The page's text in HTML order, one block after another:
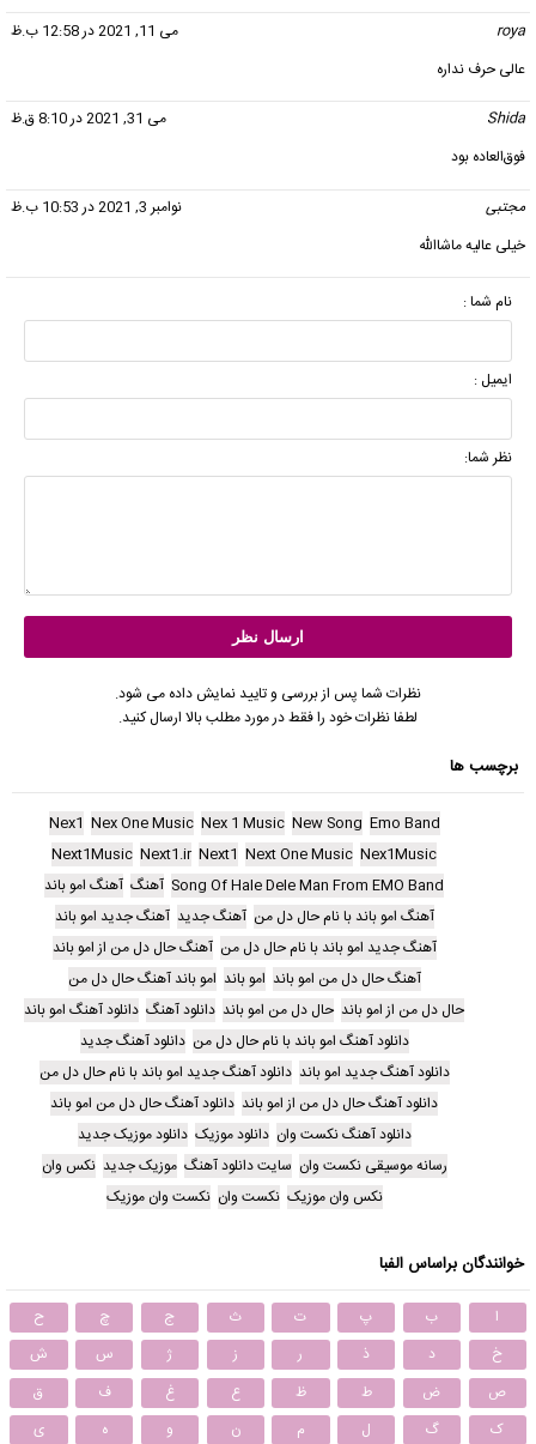
roya
می 11, 2021 در 12:58 ب.ظ
عالی حرف نداره
Shida
می 31, 2021 در 8:10 ق.ظ
فوق‌العاده بود
مجتبی
نوامبر 3, 2021 در 10:53 ب.ظ
خیلی عالیه ماشاالله
نام شما :
ایمیل :
نظر شما:
نظرات شما پس از بررسی و تایید نمایش داده می شود.
لطفا نظرات خود را فقط در مورد مطلب بالا ارسال کنید.
برچسب ها
Emo Band
New Song
Nex 1 Music
Nex One Music
Nex1
Nex1Music
Next One Music
Next1
Next1.ir
Next1Music
Song Of Hale Dele Man From EMO Band آهنگ آهنگ امو باند
آهنگ امو باند با نام حال دل من آهنگ جدید آهنگ جدید امو باند
آهنگ جدید امو باند با نام حال دل من آهنگ حال دل من از امو باند
آهنگ حال دل من امو باند امو باند امو باند آهنگ حال دل من
حال دل من از امو باند حال دل من امو باند دانلود آهنگ دانلود آهنگ امو باند
دانلود آهنگ امو باند با نام حال دل من دانلود آهنگ جدید
دانلود آهنگ جدید امو باند دانلود آهنگ جدید امو باند با نام حال دل من
دانلود آهنگ حال دل من از امو باند دانلود آهنگ حال دل من امو باند
دانلود آهنگ نکست وان دانلود موزیک دانلود موزیک جدید
رسانه موسیقی نکست وان سایت دانلود آهنگ موزیک جدید نکس وان
نکس وان موزیک نکست وان نکست وان موزیک
خوانندگان براساس الفبا
ا ب پ ت ث ج چ
ح
خ
د ذ ر ز ژ س
ش
ص
ض ط ظ ع غ ف
ق
ک
گ ل م ن و ه ی